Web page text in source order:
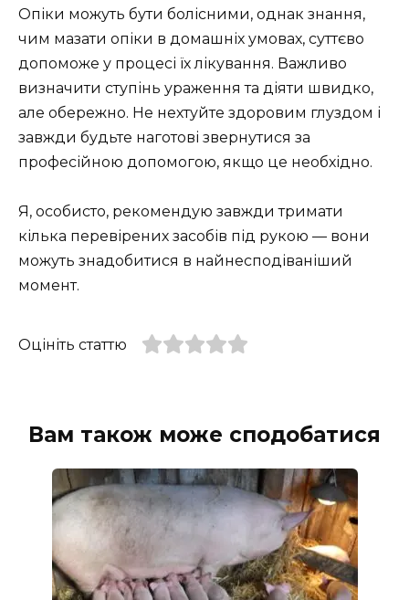
Опіки можуть бути болісними, однак знання,
чим мазати опіки в домашніх умовах, суттєво
допоможе у процесі їх лікування. Важливо
визначити ступінь ураження та діяти швидко,
але обережно. Не нехтуйте здоровим глуздом і
завжди будьте наготові звернутися за
професійною допомогою, якщо це необхідно.
Я, особисто, рекомендую завжди тримати
кілька перевірених засобів під рукою — вони
можуть знадобитися в найнесподіваніший
момент.
Оцініть статтю
Вам також може сподобатися